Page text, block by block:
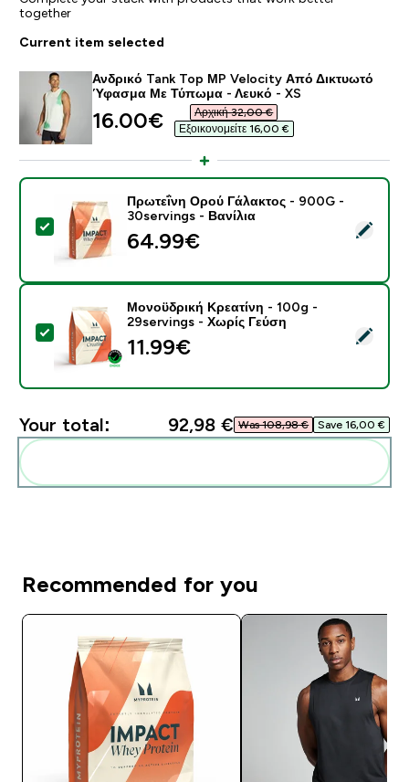
together
Current item selected
Ανδρικό Tank Top ΜP Velocity Από Δικτυωτό
Ύφασμα Με Τύπωμα - Λευκό - XS
discounted price
16.00€‎
Αρχική 32,00 €‎
Εξοικονομείτε 16,00 €‎
Select this product - Πρωτεΐνη Ορού Γάλακτος -
Πρωτεΐνη Ορού Γάλακτος - 900G -
30servings - Βανίλια
64.99€‎
Select this product - Μονοϋδρική Κρεατίνη - 100g -
Μονοϋδρική Κρεατίνη - 100g -
29servings - Χωρίς Γεύση
11.99€‎
Your total: 92,98 €‎ Was 108,98 €‎ Save 16,00 €‎
Recommended for you